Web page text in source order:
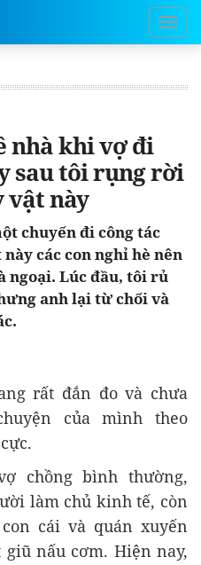
nhà khi vợ đi
sau tôi rụng rời
vật này
chuyến đi công tác
các con nghỉ hè nên
ngoại. Lúc đầu, tôi rủ
anh lại từ chối và
rất đắn đo và chưa
của mình theo
chồng bình thường,
làm chủ kinh tế, còn
cái và quán xuyến
nấu cơm. Hiện nay,